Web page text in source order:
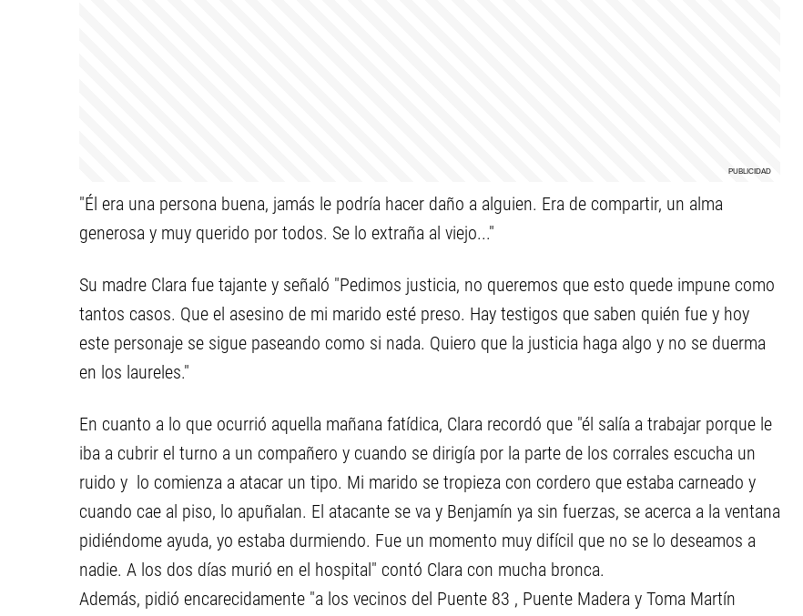
"Él era una persona buena, jamás le podría hacer daño a alguien. Era de compartir, un alma
generosa y muy querido por todos. Se lo extraña al viejo..."
Su madre Clara fue tajante y señaló "Pedimos justicia, no queremos que esto quede impune como
tantos casos. Que el asesino de mi marido esté preso. Hay testigos que saben quién fue y hoy
este personaje se sigue paseando como si nada. Quiero que la justicia haga algo y no se duerma
en los laureles."
En cuanto a lo que ocurrió aquella mañana fatídica, Clara recordó que "él salía a trabajar porque le
iba a cubrir el turno a un compañero y cuando se dirigía por la parte de los corrales escucha un
ruido y lo comienza a atacar un tipo. Mi marido se tropieza con cordero que estaba carneado y
cuando cae al piso, lo apuñalan. El atacante se va y Benjamín ya sin fuerzas, se acerca a la ventana
pidiéndome ayuda, yo estaba durmiendo. Fue un momento muy difícil que no se lo deseamos a
nadie. A los dos días murió en el hospital" contó Clara con mucha bronca.
Además, pidió encarecidamente "a los vecinos del Puente 83 , Puente Madera y Toma Martín